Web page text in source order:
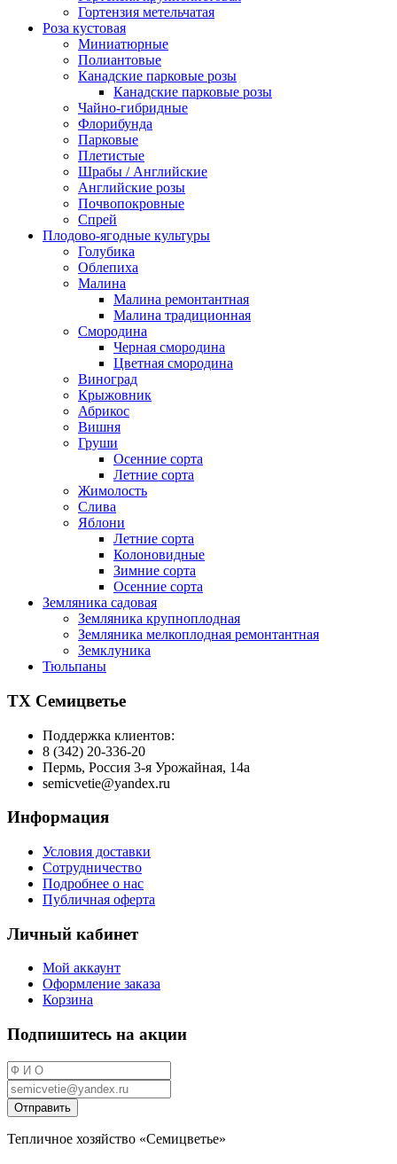
Гортензия метельчатая
Роза кустовая
Миниатюрные
Полиантовые
Канадские парковые розы
Канадские парковые розы
Чайно-гибридные
Флорибунда
Парковые
Плетистые
Шрабы / Английские
Английские розы
Почвопокровные
Спрей
Плодово-ягодные культуры
Голубика
Облепиха
Малина
Малина ремонтантная
Малина традиционная
Смородина
Черная смородина
Цветная смородина
Виноград
Крыжовник
Абрикос
Вишня
Груши
Осенние сорта
Летние сорта
Жимолость
Слива
Яблони
Летние сорта
Колоновидные
Зимние сорта
Осенние сорта
Земляника садовая
Земляника крупноплодная
Земляника мелкоплодная ремонтантная
Земклуника
Тюльпаны
ТХ Семицветье
Поддержка клиентов:
8 (342) 20-336-20
Пермь, Россия 3-я Урожайная, 14а
semicvetie@yandex.ru
Информация
Условия доставки
Сотрудничество
Подробнее о нас
Публичная оферта
Личный кабинет
Мой аккаунт
Оформление заказа
Корзина
Подпишитесь на акции
Отправить
Тепличное хозяйство «Семицветье»